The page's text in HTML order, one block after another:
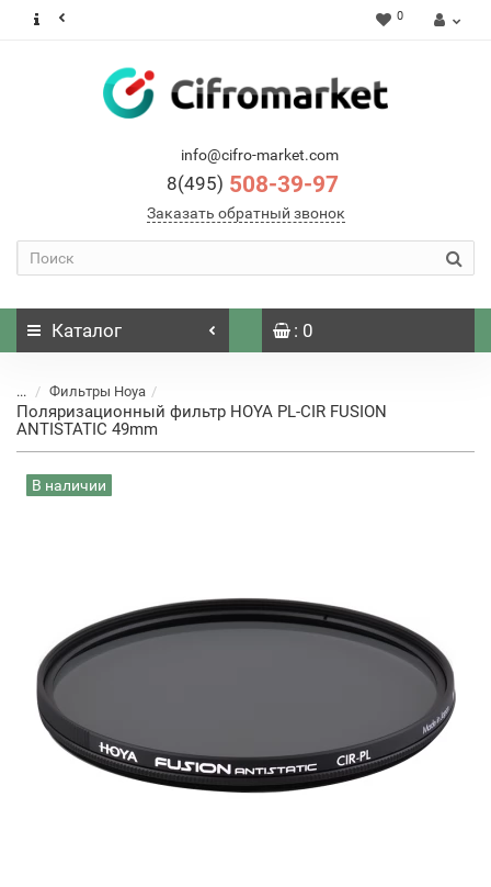
0
info@cifro-market.com
8(495) 508-39-97
Заказать обратный звонок
Каталог : 0
... Фильтры Hoya
Поляризационный фильтр HOYA PL-CIR FUSION
ANTISTATIC 49mm
В наличии